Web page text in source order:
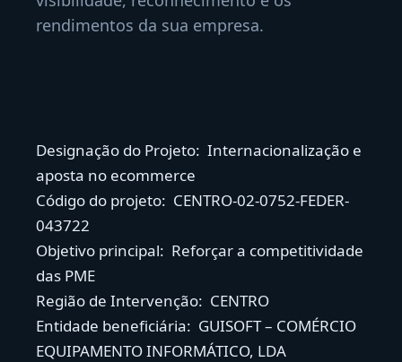
rendimentos da sua empresa.
Designação do Projeto: Internacionalização e
aposta no ecommerce
Código do projeto: CENTRO-02-0752-FEDER-
043722
Objetivo principal: Reforçar a competitividade
das PME
Região de Intervenção: CENTRO
Entidade beneficiária: GUISOFT – COMÉRCIO
EQUIPAMENTO INFORMÁTICO, LDA